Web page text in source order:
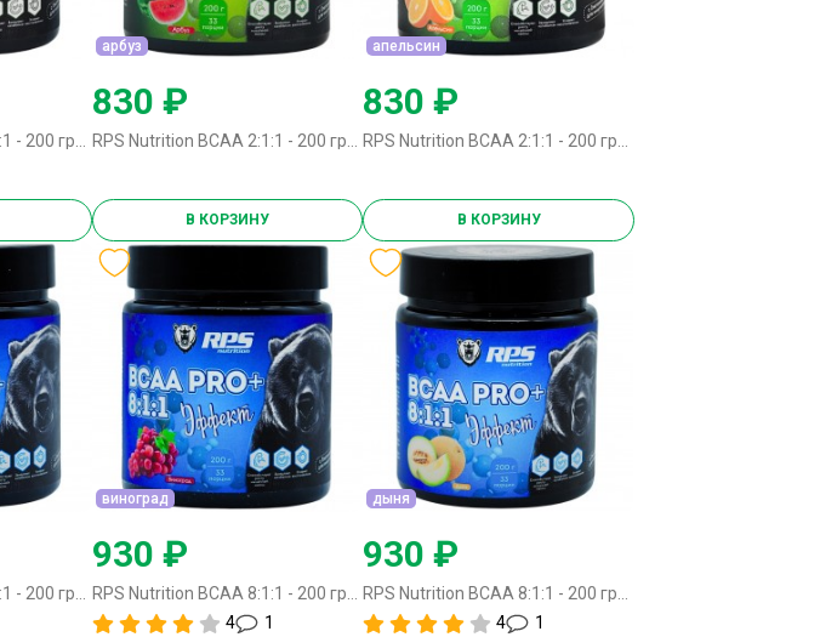
арбуз
830 ₽
В КОРЗИНУ
апельсин
830 ₽
В КОРЗИНУ
виноград
930 ₽
4
1
дыня
930 ₽
4
1